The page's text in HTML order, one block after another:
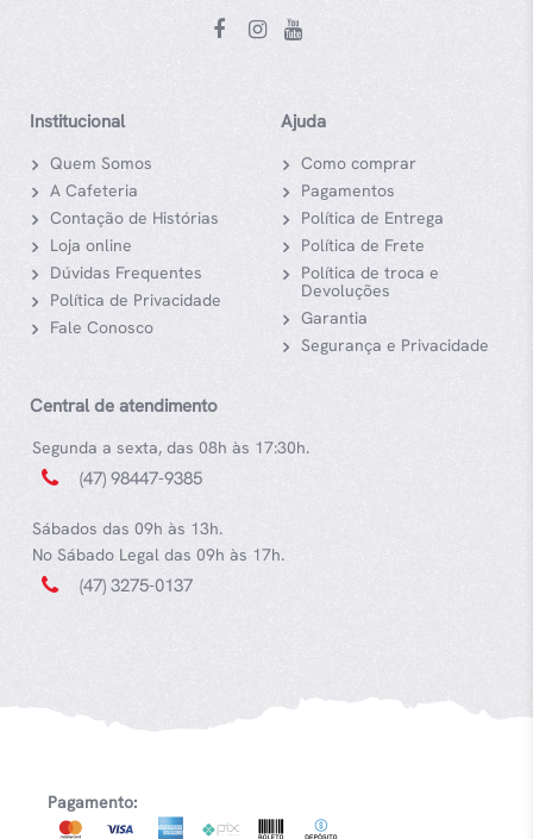
Institucional
Quem Somos
A Cafeteria
Contação de Histórias
Loja online
Dúvidas Frequentes
Política de Privacidade
Fale Conosco
Ajuda
Como comprar
Pagamentos
Política de Entrega
Política de Frete
Política de troca e
Devoluções
Garantia
Segurança e Privacidade
Central de atendimento
Segunda a sexta, das 08h às 17:30h.
(47) 98447-9385
Sábados das 09h às 13h.
No Sábado Legal das 09h às 17h.
(47) 3275-0137
Pagamento: